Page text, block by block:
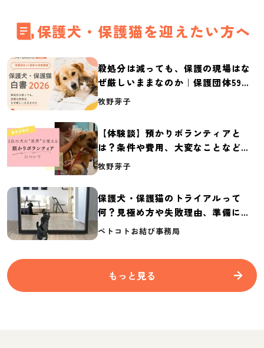
保護犬・保護猫を迎えたい方へ
殺処分は減っても、保護の現場はな
ぜ厳しいままなのか｜保護団体59団
体の実態調査【保護犬・保護猫白書
牧野芽子
【体験談】預かりボランティアと
は？条件や費用、大変なことなど紹
介
牧野芽子
保護犬・保護猫のトライアルって
何？見極め方や失敗理由、準備に必
要なものを紹介
ペトコトお結び事務局
もっと見る